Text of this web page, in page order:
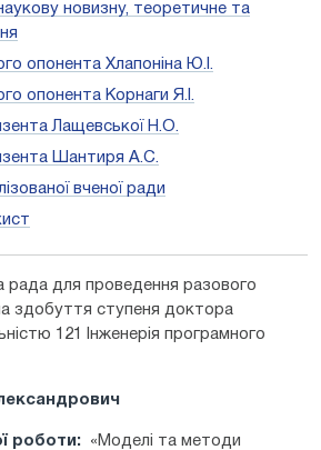
новизну, теоретичне та
опонента Хлапоніна Ю.І.
опонента Корнаги Я.І.
Лащевської Н.О.
Шантиря А.С.
вченої ради
рада для проведення разового
здобуття ступеня доктора
121 Інженерія програмного
роботи:
«Моделі та методи